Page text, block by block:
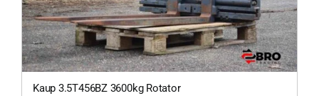
Kaup 3.5T456BZ 3600kg Rotator
200Kg =
200Kg